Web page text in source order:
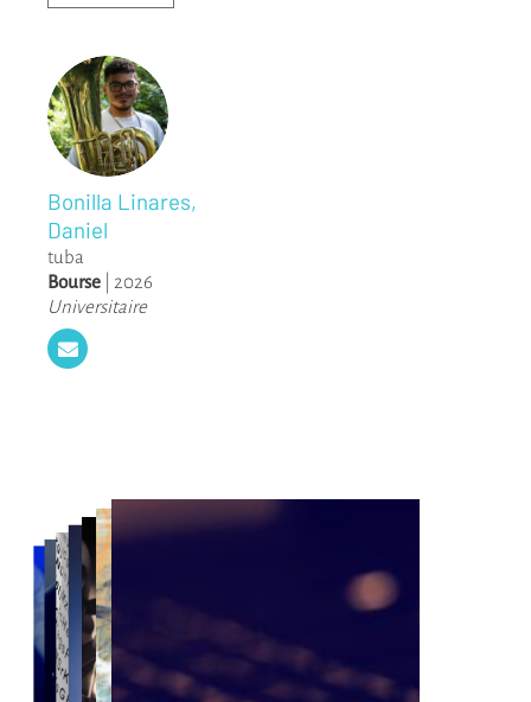
Bonilla Linares,
Daniel
tuba
Bourse
2026
Universitaire